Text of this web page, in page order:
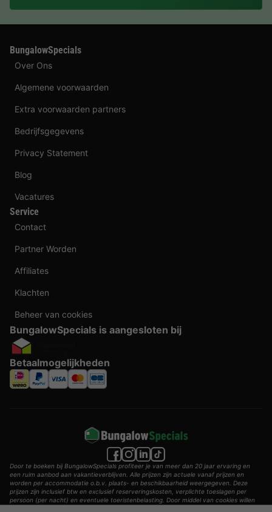
BungalowSpecials
Over Ons
Algemene voorwaarden
Extra voorwaarden partners
Bedrijfsgegevens
Privacy Statement
Blog
Vacatures
Service
Contact
Partner Worden
Affiliates
Klachten
Beheer van cookies
BungalowSpecials is aangesloten bij
Betaalmogelijkheden
Door te boeken bij BungalowSpecials profiteer je van meer dan 20 jaar ervaring en
een ruim aanbod aan vakantieverblijven. Alle prijzen zijn actuele vanaf prijzen en
worden per accommodatie o.b.v. plaats- en beschikbaarheid weergegeven. Deze
prijzen zijn inclusief btw en exclusief reserveringskosten, verplichte toeslagen per
persoon (per nacht) en eventuele toeristenbelasting. Door middel van cookies willen